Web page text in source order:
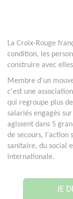
La Croix-Rouge
condition, les
construire avec
Membre d'un
c'est une
qui regroupe plus
salariés engagés
agissent dans 5
de secours, l'action
sanitaire, du social
internationale.
JE